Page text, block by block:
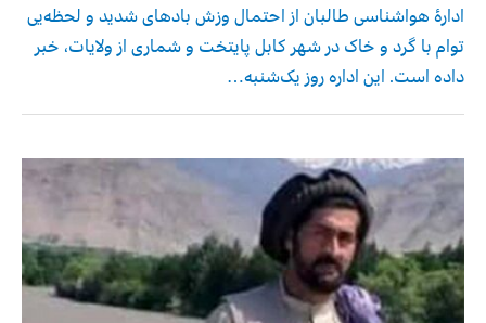
ادارۀ هواشناسی طالبان از احتمال وزش بادهای شدید و لحظه‌‌یی
توام با گرد و خاک در شهر کابل پایتخت و شماری از ولایات، خبر
داده است. این اداره روز یک‌شنبه…